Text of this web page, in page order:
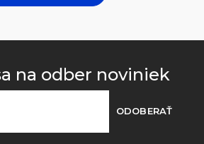
na odber noviniek
ODOBERAŤ